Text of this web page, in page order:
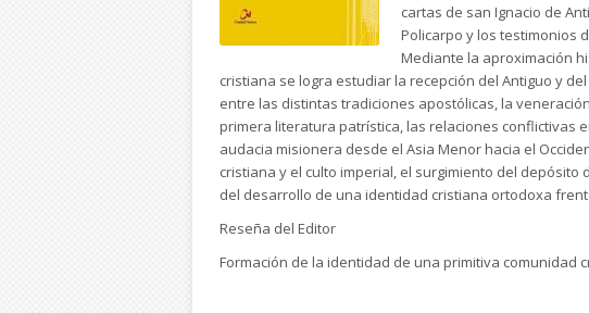
cartas de san Ignacio de
Policarpo y los testimonios
Mediante la aproximación
cristiana se logra estudiar la recepción del Antiguo y
entre las distintas tradiciones apostólicas, la
primera literatura patrística, las relaciones conflictivas
audacia misionera desde el Asia Menor hacia el
cristiana y el culto imperial, el surgimiento del
del desarrollo de una identidad cristiana ortodoxa
Reseña del Editor
Formación de la identidad de una primitiva comunidad